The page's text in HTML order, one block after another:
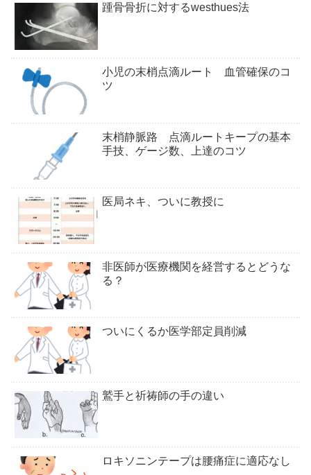
踵骨骨折に対するwesthues法
小児の末梢点滴ルート 血管確保のコ
ツ
末梢静脈路 点滴ルートキープの基本
手技、ゲージ数、上達のコツ
医局ネキ、ついに教授に
非医師が医療機関を経営するとどうな
る？
ついにくるか医学部定員削減
鷲手と祈祷師の手の違い
ロキソニンテープは腰痛症に適応なし